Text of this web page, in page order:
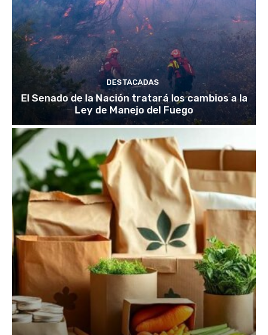
DESTACADAS
El Senado de la Nación tratará los cambios a la
Ley de Manejo del Fuego